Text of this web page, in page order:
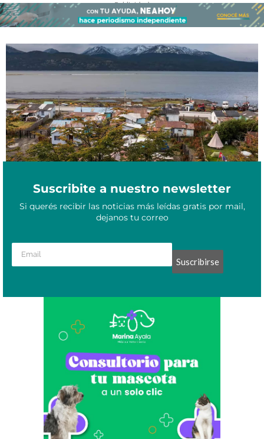
- Publicidad -
Evacuaciones en marcha en Chile por terremoto de 7,5: hay alerta
de tsunami
Mayo 2, 2025
Suscribite a nuestro newsletter
Si querés recibir las noticias más leídas gratis por mail,
dejanos tu correo
Suscribirse